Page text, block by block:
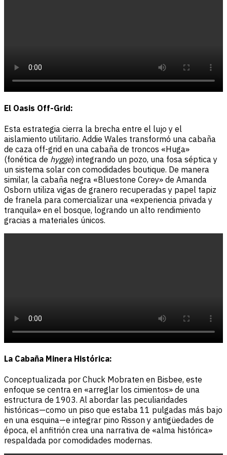
El Oasis Off-Grid:
Esta estrategia cierra la brecha entre el lujo y el
aislamiento utilitario. Addie Wales transformó una cabaña
de caza off-grid en una cabaña de troncos «Huga»
(fonética de hygge) integrando un pozo, una fosa séptica y
un sistema solar con comodidades boutique. De manera
similar, la cabaña negra «Bluestone Corey» de Amanda
Osborn utiliza vigas de granero recuperadas y papel tapiz
de franela para comercializar una «experiencia privada y
tranquila» en el bosque, logrando un alto rendimiento
gracias a materiales únicos.
La Cabaña Minera Histórica:
Conceptualizada por Chuck Mobraten en Bisbee, este
enfoque se centra en «arreglar los cimientos» de una
estructura de 1903. Al abordar las peculiaridades
históricas—como un piso que estaba 11 pulgadas más bajo
en una esquina—e integrar pino Risson y antigüedades de
época, el anfitrión crea una narrativa de «alma histórica»
respaldada por comodidades modernas.